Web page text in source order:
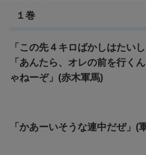
１巻
「この先４キロばかしはたい
「あんたら、オレの前を行く
ゃねーぞ」(赤木軍馬)
「かあーいそうな連中だぜ」(